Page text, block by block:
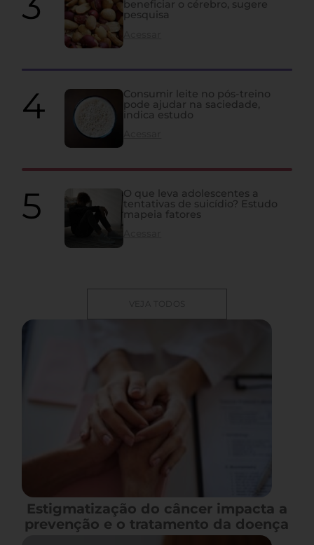
beneficiar o cérebro, sugere
pesquisa
Consumir leite no pós-treino
pode ajudar na saciedade,
indica estudo
O que leva adolescentes a
tentativas de suicídio? Estudo
mapeia fatores
VEJA TODOS
Estigmatização do câncer impacta a
prevenção e o tratamento da doença